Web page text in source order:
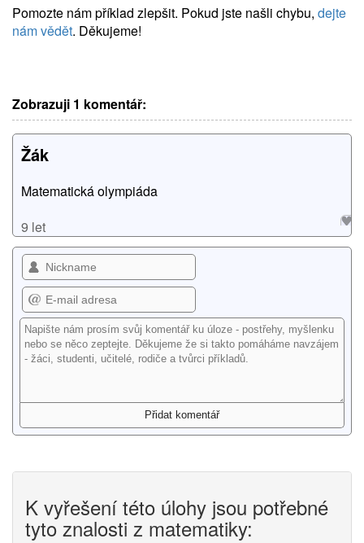
Pomozte nám příklad zlepšit. Pokud jste našli chybu, dejte
nám vědět. Děkujeme!
Zobrazuji 1 komentář:
Žák
Matematická olympiáda
9 let
K vyřešení této úlohy jsou potřebné
tyto znalosti z matematiky: